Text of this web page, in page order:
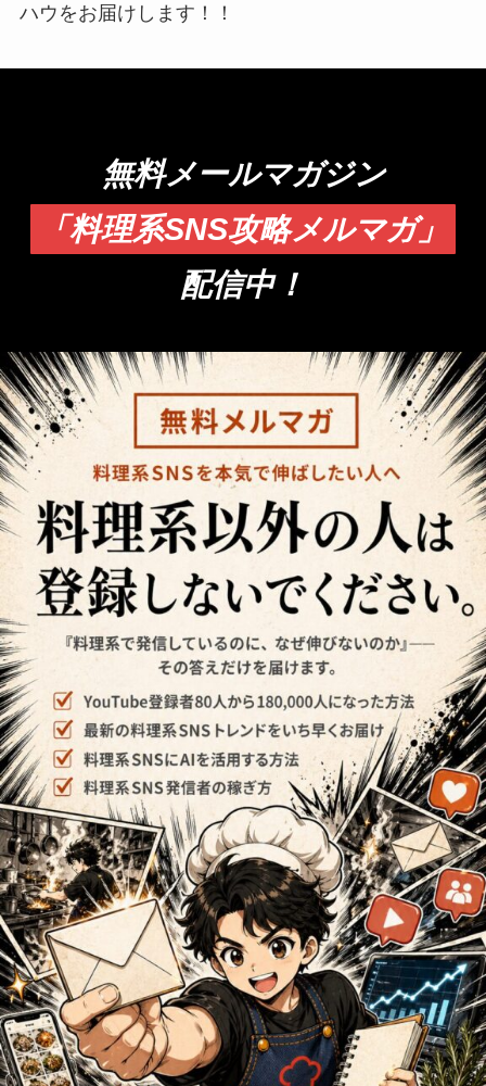
ハウをお届けします！！
無料メールマガジン
「料理系SNS攻略メルマガ」
配信中！